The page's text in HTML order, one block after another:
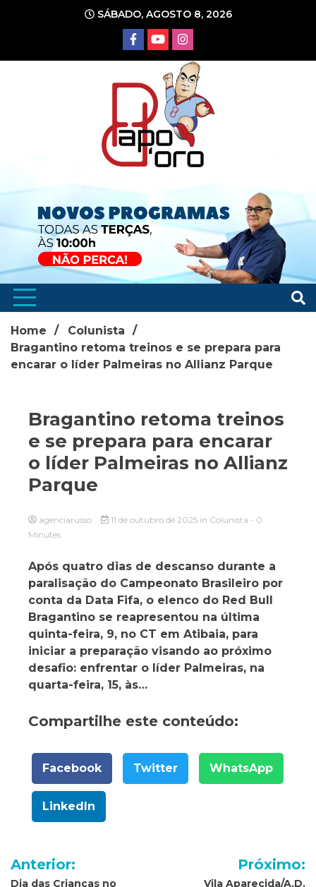
conteúdo
SÁBADO, AGOSTO 8, 2026
Home
Colunista
Bragantino retoma treinos e se prepara para
encarar o líder Palmeiras no Allianz Parque
Bragantino retoma treinos
e se prepara para encarar
o líder Palmeiras no Allianz
Parque
agenciarusso 11 de outubro de 2025 in Colunista - 0
Minutes
Após quatro dias de descanso durante a
paralisação do Campeonato Brasileiro por
conta da Data Fifa, o elenco do Red Bull
Bragantino se reapresentou na última
quinta-feira, 9, no CT em Atibaia, para
iniciar a preparação visando ao próximo
desafio: enfrentar o líder Palmeiras, na
quarta-feira, 15, às…
Compartilhe este conteúdo:
Facebook Twitter WhatsApp
LinkedIn
Navegação
Anterior:
Dia das Crianças no
Próximo:
Vila Aparecida/A.D.